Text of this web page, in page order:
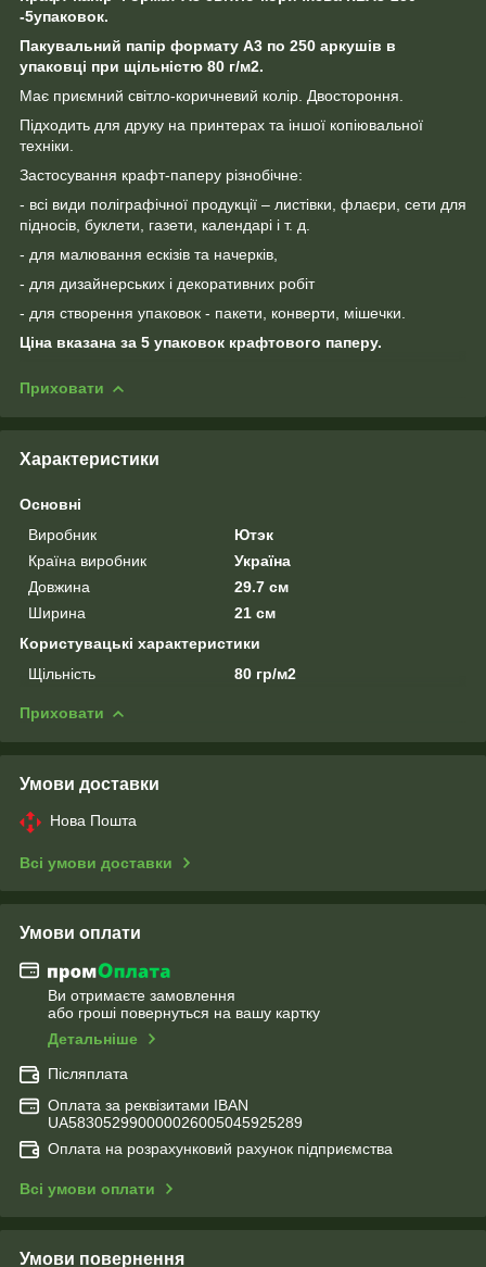
-5упаковок.
Пакувальний папір формату А3 по 250 аркушів в
упаковці при щільністю 80 г/м2.
Має приємний світло-коричневий колір. Двостороння.
Підходить для друку на принтерах та іншої копіювальної
техніки.
Застосування крафт-паперу різнобічне:
- всі види поліграфічної продукції – листівки, флаєри, сети для
підносів, буклети, газети, календарі і т. д.
- для малювання ескізів та начерків,
- для дизайнерських і декоративних робіт
- для створення упаковок - пакети, конверти, мішечки.
Ціна вказана за 5 упаковок крафтового паперу.
Приховати
Характеристики
Основні
Виробник
Ютэк
Країна виробник
Україна
Довжина
29.7 см
Ширина
21 см
Користувацькі характеристики
Щільність
80 гр/м2
Приховати
Умови доставки
Нова Пошта
Всі умови доставки
Умови оплати
Ви отримаєте замовлення
або гроші повернуться на вашу картку
Детальніше
Післяплата
Оплата за реквізитами IBAN
UA583052990000026005045925289
Оплата на розрахунковий рахунок підприємства
Всі умови оплати
Умови повернення